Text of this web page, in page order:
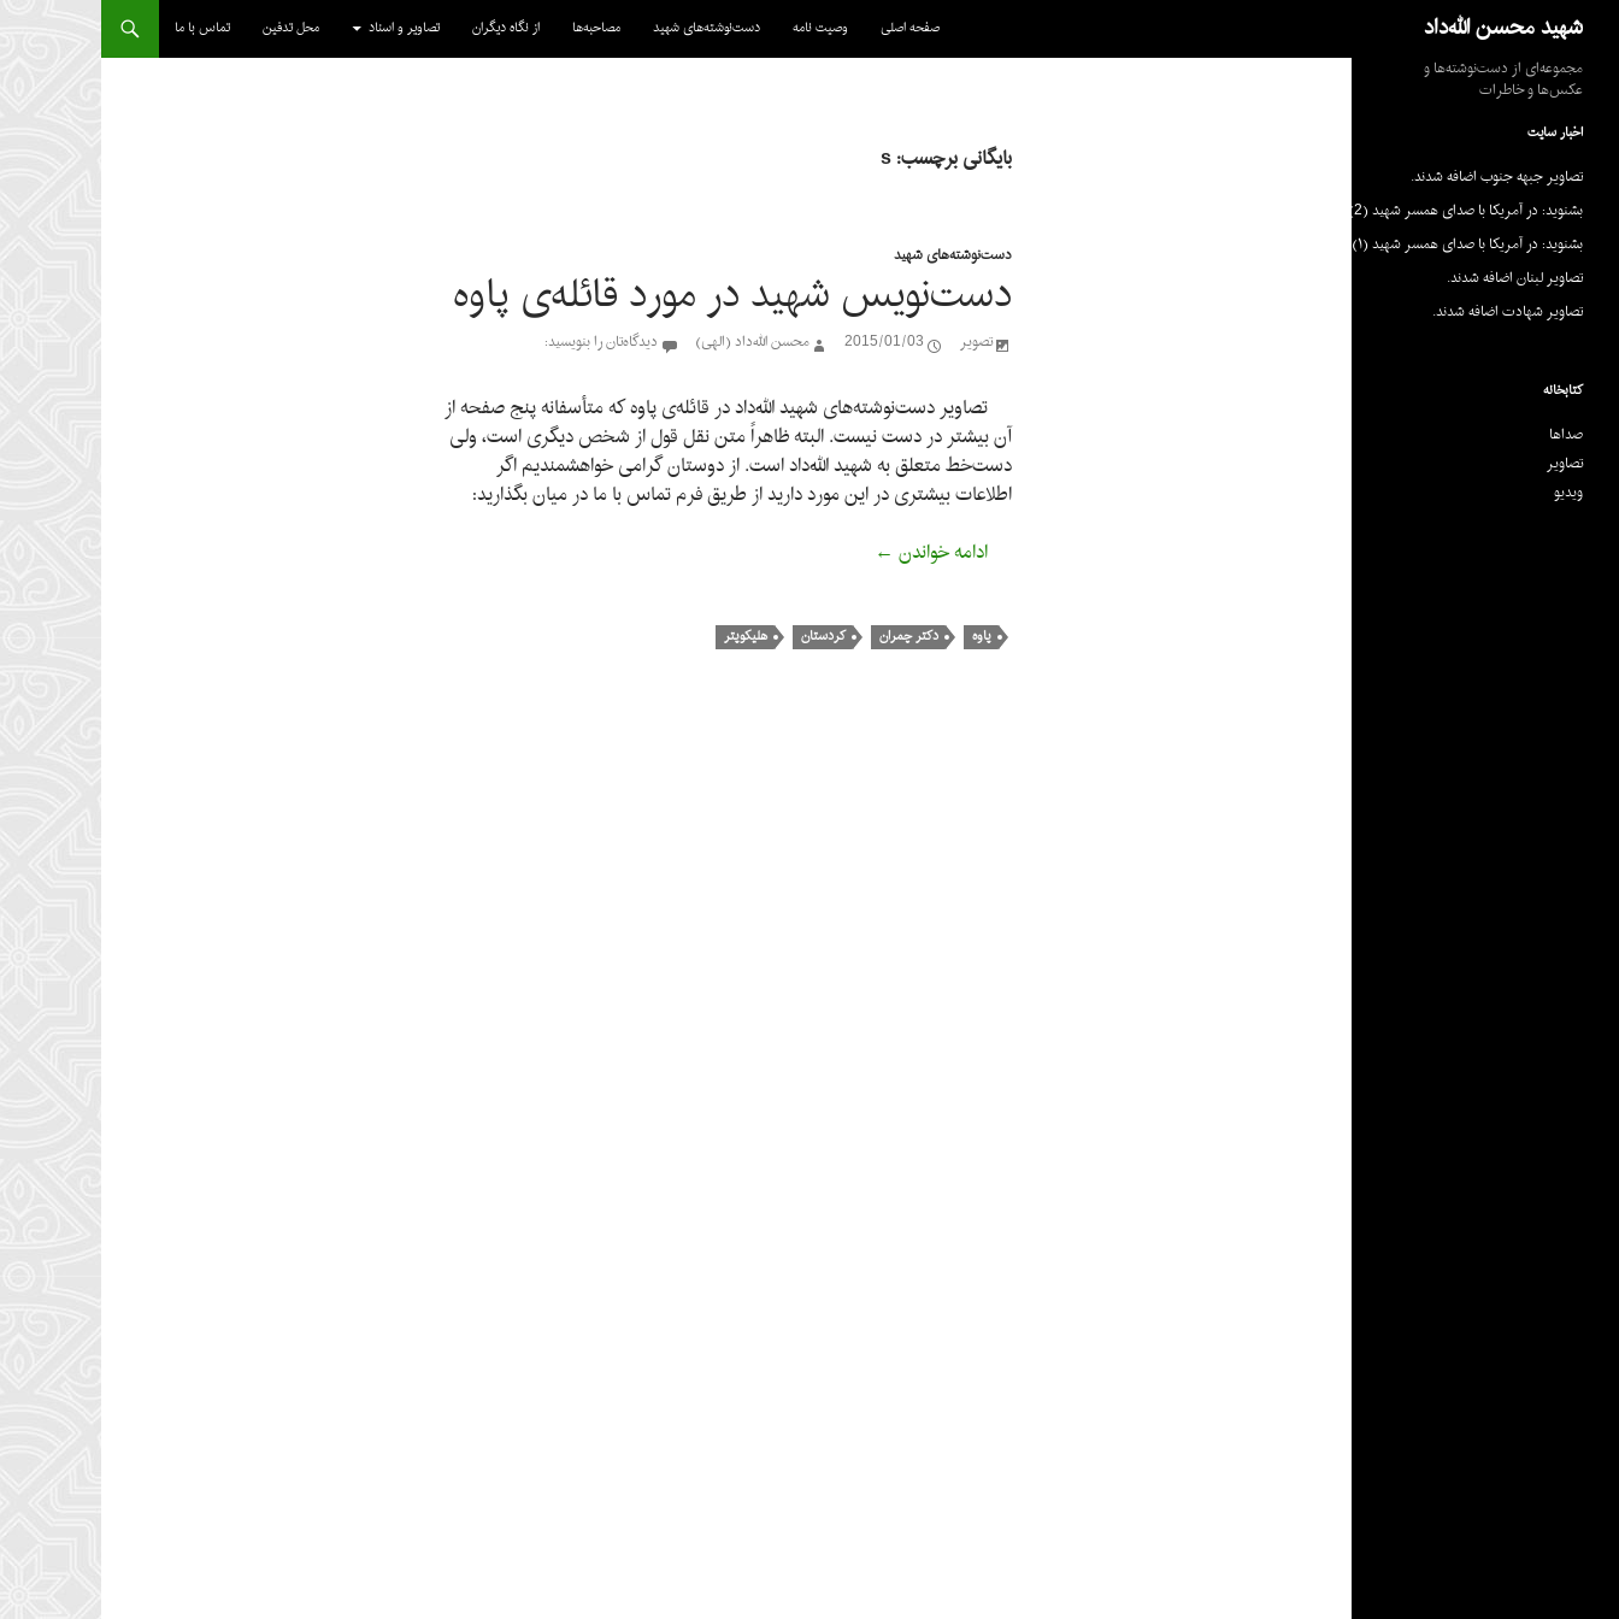
شهید محسن الله‌داد
جست‌وجو
صفحه اصلی
وصیت نامه دست‌نوشته‌های شهید مصاحبه‌ها از نگاه دیگران تصاویر و اسناد محل تدفین تماس با ما
بایگانی برچسب: s
دست‌نوشته‌های شهید
دست‌نویس شهید در مورد قائله‌ی پاوه
تصویر 2015/01/03 محسن الله‌داد (الهی) دیدگاه‌تان را بنویسید:
تصاویر دست‌نوشته‌های شهید الله‌داد در قائله‌ی پاوه که متأسفانه پنج صفحه از
آن بیشتر در دست نیست. البته ظاهراً متن نقل قول از شخص دیگری است، ولی
دست‌خط متعلق به شهید الله‌داد است. از دوستان گرامی خواهشمندیم اگر
اطلاعات بیشتری در این مورد دارید از طریق فرم تماس با ما در میان بگذارید:
ادامه خواندن ←
پاوه دکتر چمران کردستان هلیکوپتر
مجموعه‌ای از دست‌نوشته‌ها و
عکس‌ها و خاطرات
اخبار سایت
تصاویر جبهه جنوب اضافه شدند.
بشنوید: در آمریکا با صدای همسر شهید (2)
بشنوید: در آمریکا با صدای همسر شهید (۱)
تصاویر لبنان اضافه شدند.
تصاویر شهادت اضافه شدند.
کتابخانه
صداها
تصاویر
ویدیو